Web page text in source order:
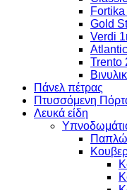
Gold
Verdi
Trento
Πάνελ πέτρας
Πτυσσόμενη
Λευκά είδη